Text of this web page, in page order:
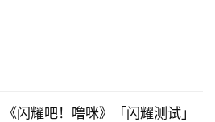
闪耀吧！噜咪》「闪耀测试」